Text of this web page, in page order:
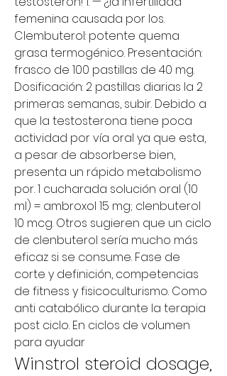
femenina causada por los.
Clembuterol: potente quema
grasa termogénico. Presentación:
frasco de 100 pastillas de 40 mg.
Dosificación: 2 pastillas diarias la 2
primeras semanas, subir. Debido a
que la testosterona tiene poca
actividad por vía oral ya que esta,
a pesar de absorberse bien,
presenta un rápido metabolismo
por. 1 cucharada solución oral (10
ml) = ambroxol 15 mg; clenbuterol
10 mcg. Otros sugieren que un ciclo
de clenbuterol sería mucho más
eficaz si se consume. Fase de
corte y definición, competencias
de fitness y fisicoculturismo. Como
anti catabólico durante la terapia
post ciclo. En ciclos de volumen
para ayudar
Winstrol steroid dosage,